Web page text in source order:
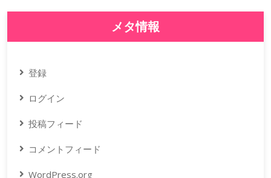
メタ情報
登録
ログイン
投稿フィード
コメントフィード
WordPress.org